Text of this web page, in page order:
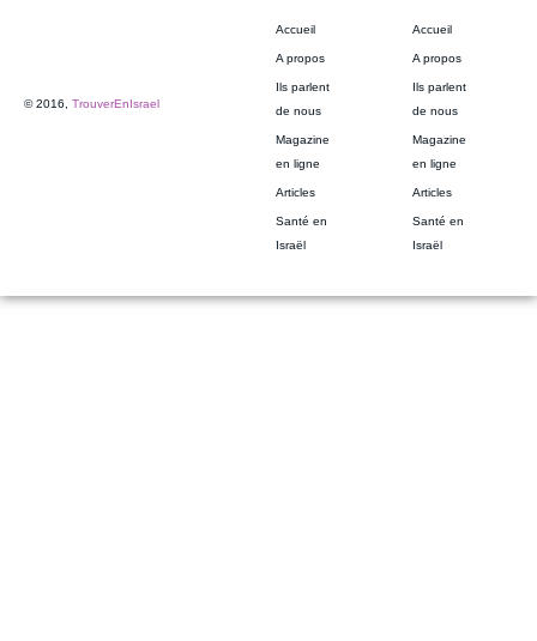
© 2016, TrouverEnIsrael
Accueil
A propos
Ils parlent
de nous
Magazine
en ligne
Articles
Santé en
Israël
Accueil
A propos
Ils parlent
de nous
Magazine
en ligne
Articles
Santé en
Israël